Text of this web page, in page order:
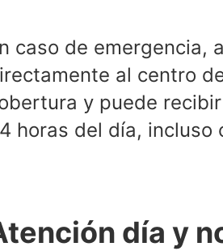
caso de emergencia,
al centro
y puede
horas del día, incluso
día y